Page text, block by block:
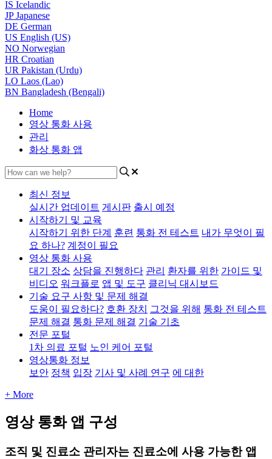
IS Icelandic
JPJapanese
DE German
US English (US)
NO Norwegian
HR Croatian
UR Pakistan (Urdu)
LO Laos (Lao)
BN Bangladesh (Bengali)
Home
영상 통화 사용
관리
화상 통화 앱
최신 정보
실시간 업데이트 게시판 출시 예정
시작하기 및 교육
시작하기 위한 단계 훈련 통화 전 테스트 내가 무엇이 필
요 하나? 계정이 필요
영상 통화 사용
대기 장소 상담을 진행하다 관리 환자를 위한 가이드 및
비디오 워크플로 앱 및 도구 클리닉 대시보드
기술 요구 사항 및 문제 해결
도움이 필요하다? 호환 장치 그것을 위해 통화 전 테스트
문제 해결 통화 문제 해결 기술 기초
전문 포털
1차 의료 포털 노인 케어 포털
영상통화 정보
보안 정책 입장 기사 및 사례 연구 에 대한
+ More
영상 통화 앱 구성
조직 및 진료소 관리자는 진료소에 사용 가능한 앱